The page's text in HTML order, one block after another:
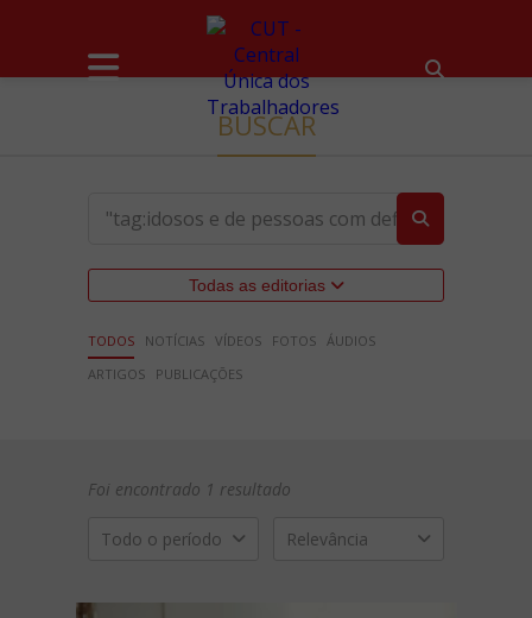
BUSCAR
Todas as editorias
TODOS NOTÍCIAS VÍDEOS FOTOS ÁUDIOS
ARTIGOS
PUBLICAÇÕES
Foi encontrado 1 resultado
Todo o período Relevância